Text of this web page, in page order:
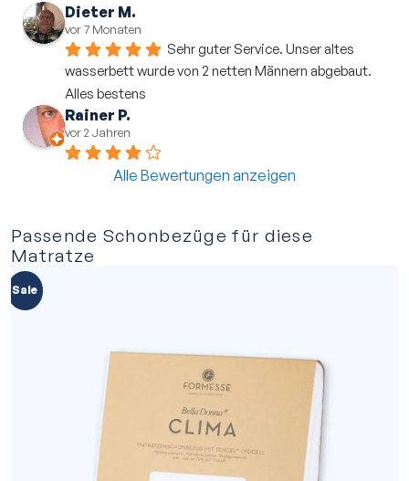
Dieter M.
vor 7 Monaten
Sehr guter Service. Unser altes
wasserbett wurde von 2 netten Männern abgebaut.
Alles bestens
Rainer P.
vor 2 Jahren
Alle Bewertungen anzeigen
Passende Schonbezüge für diese
Matratze
Sale